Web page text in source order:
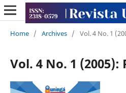
Home / Archives / Vol. 4 No. 1
Vol. 4 No. 1